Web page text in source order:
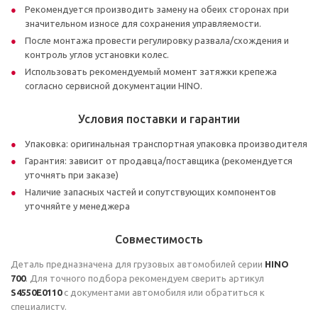
Рекомендуется производить замену на обеих сторонах при
значительном износе для сохранения управляемости.
После монтажа провести регулировку развала/схождения и
контроль углов установки колес.
Использовать рекомендуемый момент затяжки крепежа
согласно сервисной документации HINO.
Условия поставки и гарантии
Упаковка: оригинальная транспортная упаковка производителя
Гарантия: зависит от продавца/поставщика (рекомендуется
уточнять при заказе)
Наличие запасных частей и сопутствующих компонентов
уточняйте у менеджера
Совместимость
Деталь предназначена для грузовых автомобилей серии HINO
700. Для точного подбора рекомендуем сверить артикул
S4550E0110с документами автомобиля или обратиться к
специалисту.